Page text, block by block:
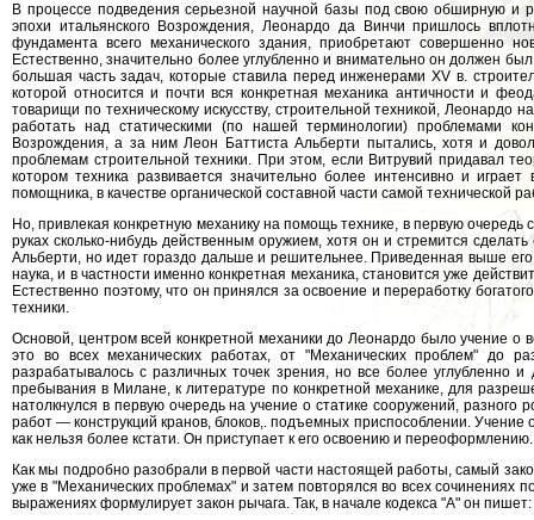
В процессе подведения серьезной научной базы под свою обширную и
эпохи итальянского Возрождения, Леонардо да Винчи пришлось
фундамента всего механического здания, приобретают совершенно
Естественно, значительно более углубленно и внимательно он должен
большая часть задач, которые ставила перед инженерами XV в.
которой относится и почти вся конкретная механика античности и
товарищи по техническому искусству, строительной техникой, Леонардо
работать над статическими (по нашей терминологии) проблемами
Возрождения, а за ним Леон Баттиста Альберти пытались, хотя и
проблемам строительной техники. При этом, если Витрувий придавал
котором техника развивается значительно более интенсивно и
помощника, в качестве органической составной части самой технической
Но, привлекая конкретную механику на помощь технике, в первую
руках сколько-нибудь действенным оружием, хотя он и стремится
Альберти, но идет гораздо дальше и решительнее. Приведенная выше
наука, и в частности именно конкретная механика, становится уже
Естественно поэтому, что он принялся за освоение и переработку
техники.
Основой, центром всей конкретной механики до Леонардо было учение о
это во всех механических работах, от "Механических проблем" до
разрабатывалось с различных точек зрения, но все более углубленно
пребывания в Милане, к литературе по конкретной механике, для
натолкнулся в первую очередь на учение о статике сооружений, разного
работ — конструкций кранов, блоков,. подъемных приспособлении.
как нельзя более кстати. Он приступает к его освоению и переоформлению.
Как мы подробно разобрали в первой части настоящей работы, самый
уже в "Механических проблемах" и затем повторялся во всех сочинениях
выражениях формулирует закон рычага. Так, в начале кодекса "А" он пишет: